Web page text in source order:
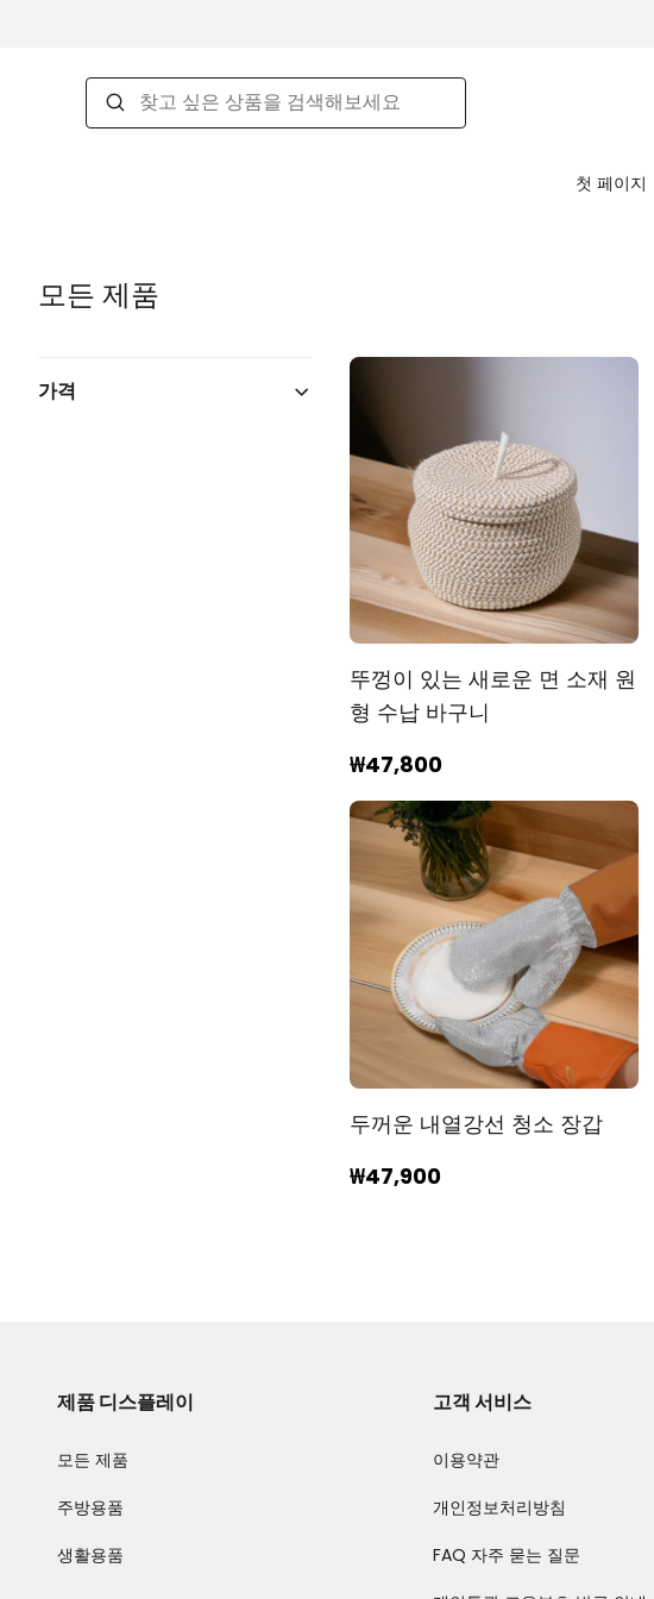
첫 페이지
모든 제품
가격
뚜껑이 있는 새로운 면 소재 원
형 수납 바구니
₩47,800
두꺼운 내열강선 청소 장갑
₩47,900
제품 디스플레이
모든 제품
주방용품
생활용품
고객 서비스
이용약관
개인정보처리방침
FAQ 자주 묻는 질문